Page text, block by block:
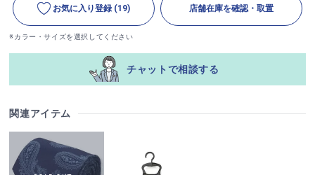
お気に入り登録 (19) 店舗在庫を確認・取置
※カラー・サイズを選択してください
チャットで相談する
関連アイテム